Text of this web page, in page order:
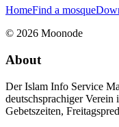
HomeFind a mosque
© 2026 Moonode
About
Der Islam Info Service
deutschsprachiger
Gebetszeiten,